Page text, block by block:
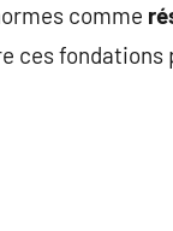
comme
ces fondations